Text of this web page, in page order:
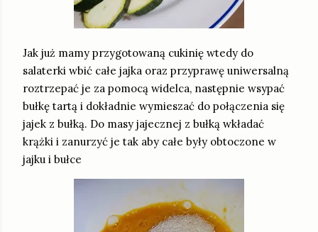
Jak już mamy przygotowaną cukinię wtedy do
salaterki wbić całe jajka oraz przyprawę uniwersalną
roztrzepać je za pomocą widelca, następnie wsypać
bułkę tartą i dokładnie wymieszać do połączenia się
jajek z bułką. Do masy jajecznej z bułką wkładać
krążki i zanurzyć je tak aby całe były obtoczone w
jajku i bułce